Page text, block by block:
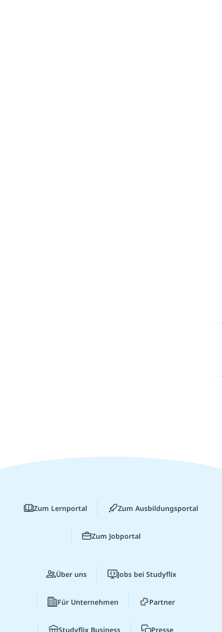
Zum Lernportal Zum Ausbildungsportal
Zum Jobportal
Über uns Jobs bei Studyflix
Für Unternehmen Partner
Studyflix Business Presse